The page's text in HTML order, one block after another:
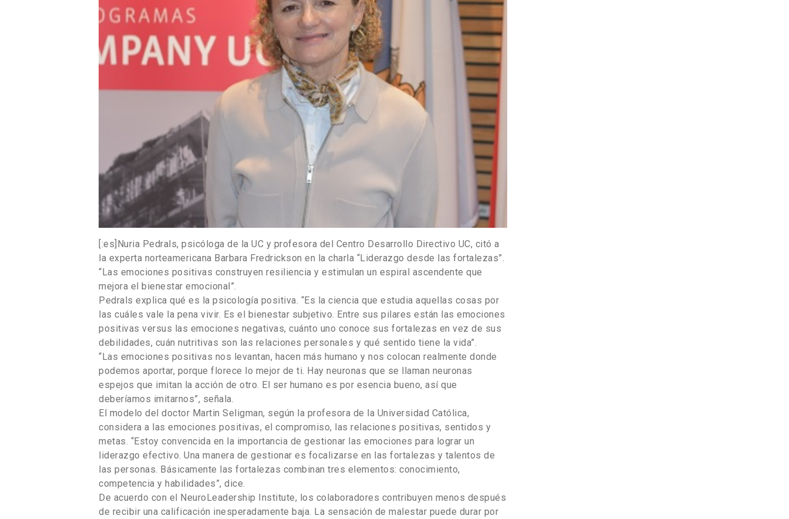
[:es]Nuria Pedrals, psicóloga de la UC y profesora del Centro Desarrollo Directivo UC, citó a
la experta norteamericana Barbara Fredrickson en la charla “Liderazgo desde las fortalezas”.
“Las emociones positivas construyen resiliencia y estimulan un espiral ascendente que
mejora el bienestar emocional”.
Pedrals explica qué es la psicología positiva. “Es la ciencia que estudia aquellas cosas por
las cuáles vale la pena vivir. Es el bienestar subjetivo. Entre sus pilares están las emociones
positivas versus las emociones negativas, cuánto uno conoce sus fortalezas en vez de sus
debilidades, cuán nutritivas son las relaciones personales y qué sentido tiene la vida”.
“Las emociones positivas nos levantan, hacen más humano y nos colocan realmente donde
podemos aportar, porque florece lo mejor de ti. Hay neuronas que se llaman neuronas
espejos que imitan la acción de otro. El ser humano es por esencia bueno, así que
deberíamos imitarnos”, señala.
El modelo del doctor Martin Seligman, según la profesora de la Universidad Católica,
considera a las emociones positivas, el compromiso, las relaciones positivas, sentidos y
metas. “Estoy convencida en la importancia de gestionar las emociones para lograr un
liderazgo efectivo. Una manera de gestionar es focalizarse en las fortalezas y talentos de
las personas. Básicamente las fortalezas combinan tres elementos: conocimiento,
competencia y habilidades”, dice.
De acuerdo con el NeuroLeadership Institute, los colaboradores contribuyen menos después
de recibir una calificación inesperadamente baja. La sensación de malestar puede durar por